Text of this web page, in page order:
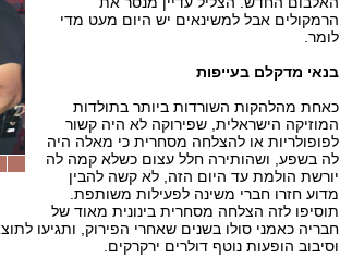
הרמקולים אבל למשינאים יש היום מעט מדי
לומר.
בנאי מדקלם בעייפות
כאחת מהלהקות השורדות ביותר בתולדות
המוזיקה הישראלית, שפירוקה לא היה קשור
לפופולריות או להצלחה מסחרית כי מאלה היה
לה בשפע, ושהותירה חלל עצום כשלא קמה לה
יורשת הולמת עד היום הזה, לא קשה להבין
מדוע חזרו חברי משינה לפעילות משותפת.
תוסיפו לזה הצלחה מסחרית בינונית מאוד של
חבריה כאמני סולו בשנים שאחרי הפירוק, ותגיעו
וסיבוב הופעות נוטף דולרים ירקרקים.